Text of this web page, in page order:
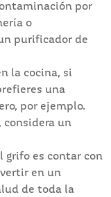
por
o
purificador de
la cocina, si
una
por ejemplo.
considera un
grifo es contar con
en un
de toda la